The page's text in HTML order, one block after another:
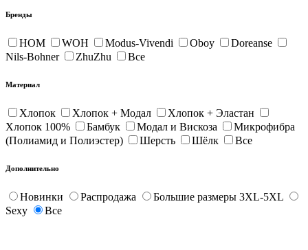
Бренды
HOM WOH Modus-Vivendi Oboy
Doreanse
Nils-Bohner
ZhuZhu Все
Материал
Хлопок Хлопок + Модал
Хлопок + Эластан
Хлопок 100%
Бамбук Модал и Вискоза
Микрофибра
(Полиамид и Полиэстер)
Шерсть Шёлк Все
Дополнительно
Новинки Распродажа
Большие размеры 3XL-5XL
Sexy
Все